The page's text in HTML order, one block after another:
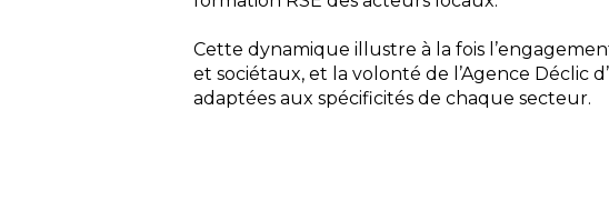
Cette dynamique illustre à la fois
et sociétaux, et la volonté de l’Agence Déclic
adaptées aux spécificités de chaque secteur.